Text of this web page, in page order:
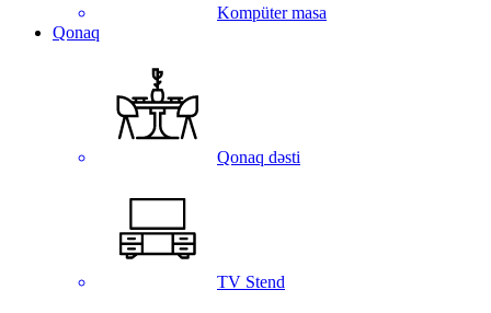
Kompüter masa
Qonaq
Qonaq dəsti
TV Stend